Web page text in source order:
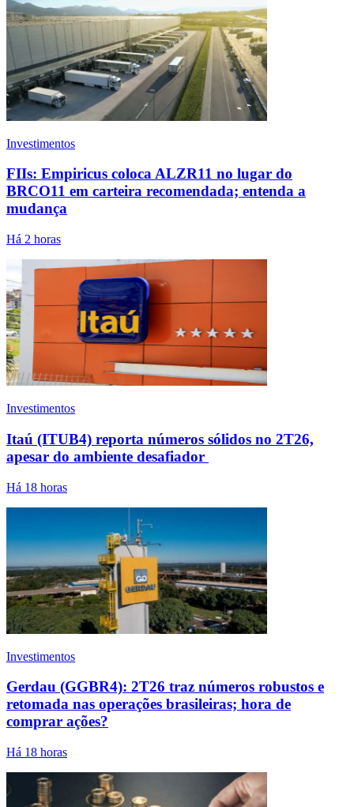
Investimentos
FIIs: Empiricus coloca ALZR11 no lugar do
BRCO11 em carteira recomendada; entenda a
mudança
Há 2 horas
Investimentos
Itaú (ITUB4) reporta números sólidos no 2T26,
apesar do ambiente desafiador
Há 18 horas
Investimentos
Gerdau (GGBR4): 2T26 traz números robustos e
retomada nas operações brasileiras; hora de
comprar ações?
Há 18 horas